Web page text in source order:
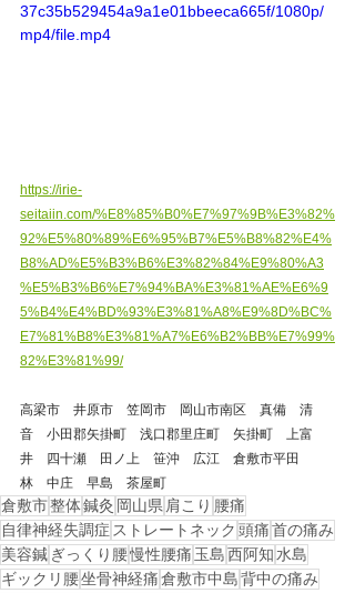
37c35b529454a9a1e01bbeeca665f/1080p/
mp4/file.mp4
https://irie-
seitaiin.com/%E8%85%B0%E7%97%9B%E3%82%
92%E5%80%89%E6%95%B7%E5%B8%82%E4%
B8%AD%E5%B3%B6%E3%82%84%E9%80%A3
%E5%B3%B6%E7%94%BA%E3%81%AE%E6%9
5%B4%E4%BD%93%E3%81%A8%E9%8D%BC%
E7%81%B8%E3%81%A7%E6%B2%BB%E7%99%
82%E3%81%99/
高梁市　井原市　笠岡市　岡山市南区　真備　清
音　小田郡矢掛町　浅口郡里庄町　矢掛町　上富
井　四十瀬　田ノ上　笹沖　広江　倉敷市平田
林　中庄　早島　茶屋町
倉敷市整体鍼灸 岡山県肩こり 腰痛
自律神経失調症 ストレートネック 頭痛首の痛み
美容鍼 ぎっくり腰慢性腰痛 玉島西阿知水島
ギックリ腰坐骨神経痛倉敷市中島背中の痛み